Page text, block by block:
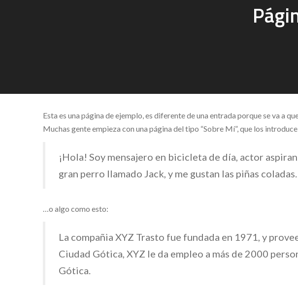
Esta es una página de ejemplo, es diferente de una entrada porque se va a
Muchas gente empieza con una página del tipo “Sobre Mí”, que los
¡Hola! Soy mensajero en bicicleta de día, actor
gran perro llamado Jack, y me gustan las piñas
…o algo como esto:
La compañia XYZ Trasto fue fundada en 1971, y
Ciudad Gótica, XYZ le da empleo a más de 2000
Gótica.